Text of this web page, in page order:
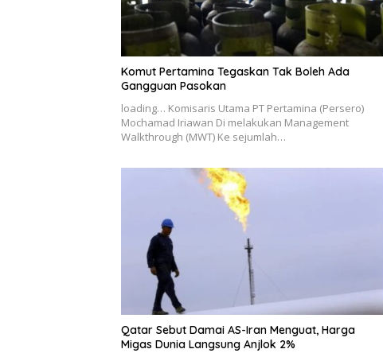
Komut Pertamina Tegaskan Tak Boleh Ada
Gangguan Pasokan
loading… Komisaris Utama PT Pertamina (Persero)
Mochamad Iriawan Di melakukan Management
Walkthrough (MWT) Ke sejumlah…
Qatar Sebut Damai AS-Iran Menguat, Harga
Migas Dunia Langsung Anjlok 2%